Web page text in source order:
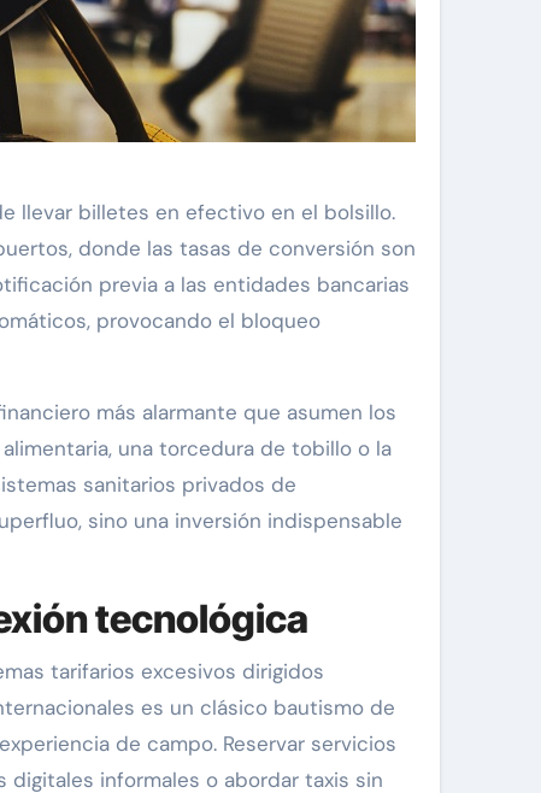
llevar billetes en efectivo en el bolsillo.
donde las tasas de conversión son
previa a las entidades bancarias
provocando el bloqueo
más alarmante que asumen los
una torcedura de tobillo o la
sanitarios privados de
sino una inversión indispensable
tecnológica
tarifarios excesivos dirigidos
es un clásico bautismo de
de campo. Reservar servicios
informales o abordar taxis sin